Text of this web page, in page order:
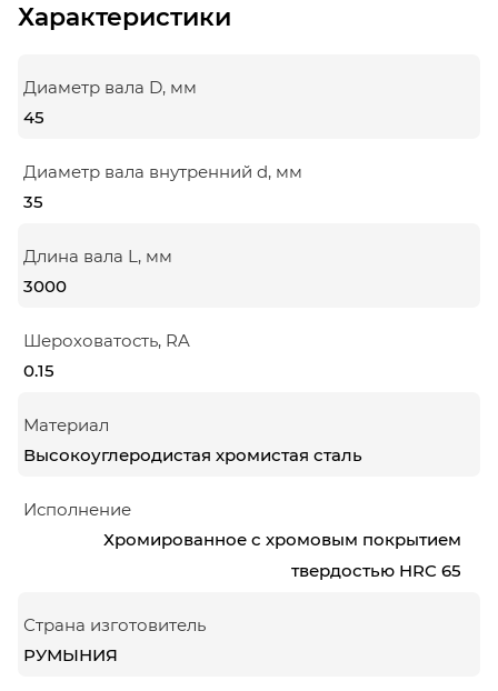
Характеристики
Диаметр вала D, мм
45
Диаметр вала внутренний d, мм
35
Длина вала L, мм
3000
Шероховатость, RA
0.15
Материал
Высокоуглеродистая хромистая сталь
Исполнение
Хромированное с хромовым покрытием
твердостью HRC 65
Страна изготовитель
РУМЫНИЯ